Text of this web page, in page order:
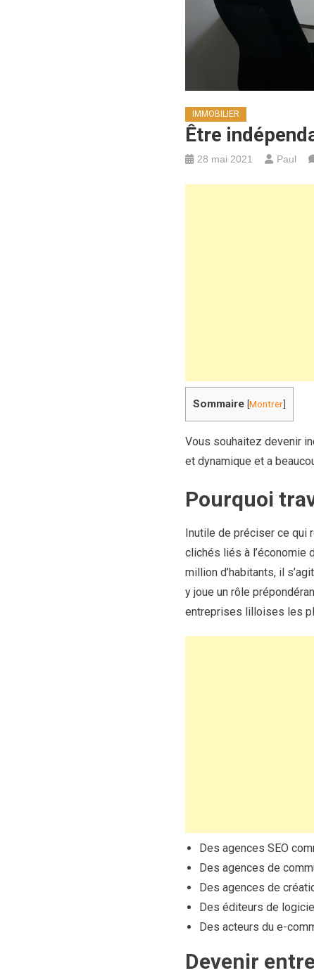
IMMOBILIER
Être
28 mai 2021 Paul
Sommaire [Montrer]
Vous souhaitez devenir
et dynamique et a
Pourquoi
Inutile de préciser ce qui
clichés liés à l’économie
million d’habitants, il
y joue un rôle
entreprises lilloises les
Des agences SEO
Des agences de
Des agences de
Des éditeurs de
Des acteurs du e-
Devenir